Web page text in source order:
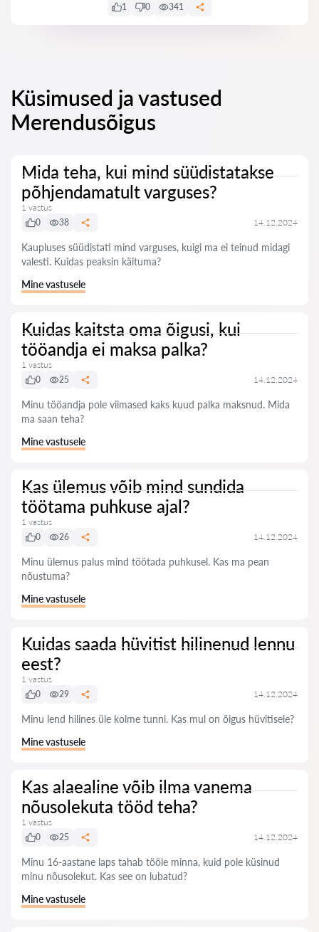
1 0 341
Küsimused ja vastused
Merendusõigus
Mida teha, kui mind süüdistatakse
põhjendamatult varguses?
1 vastus
0
38 14.12.2024
Kaupluses süüdistati mind varguses, kuigi ma ei teinud midagi
valesti. Kuidas peaksin käituma?
Mine vastusele
Kuidas kaitsta oma õigusi, kui
tööandja ei maksa palka?
1 vastus
0
25 14.12.2024
Minu tööandja pole viimased kaks kuud palka maksnud. Mida
ma saan teha?
Mine vastusele
Kas ülemus võib mind sundida
töötama puhkuse ajal?
1 vastus
0
26 14.12.2024
Minu ülemus palus mind töötada puhkusel. Kas ma pean
nõustuma?
Mine vastusele
Kuidas saada hüvitist hilinenud lennu
eest?
1 vastus
0
29 14.12.2024
Minu lend hilines üle kolme tunni. Kas mul on õigus hüvitisele?
Mine vastusele
Kas alaealine võib ilma vanema
nõusolekuta tööd teha?
1 vastus
0
25 14.12.2024
Minu 16-aastane laps tahab tööle minna, kuid pole küsinud
minu nõusolekut. Kas see on lubatud?
Mine vastusele